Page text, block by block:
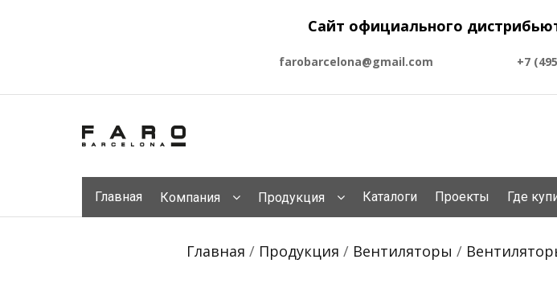
Сайт официального
farobarcelona@gmail.com +7
Главная Компания Продукция Каталоги Проекты Где
Главная / Продукция / Вентиляторы /